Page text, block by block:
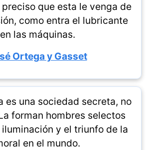
que esta le venga de
como entra el lubricante
en las máquinas.
Ortega y Gasset
es una sociedad secreta, no
forman hombres selectos
y el triunfo de la
en el mundo.